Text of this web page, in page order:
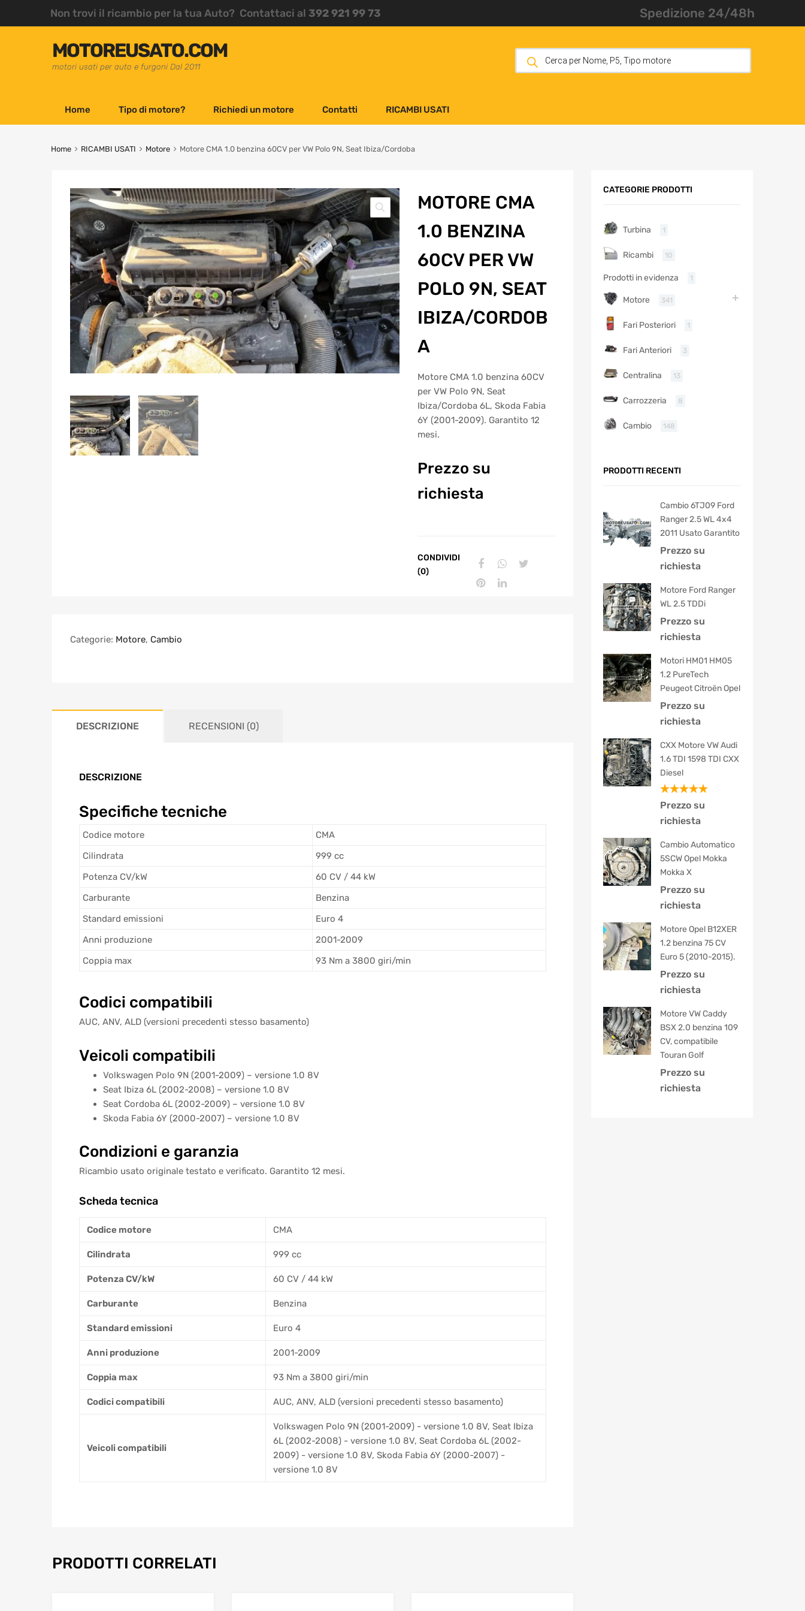
Non trovi il ricambio per la tua Auto? Contattaci al 392 921 99 73 Spedizione 24/48h
MOTOREUSATO.COM
motori usati per auto e furgoni Dal 2011
Home Tipo di motore? Richiedi un motore Contatti RICAMBI USATI
Home RICAMBI USATI Motore Motore CMA 1.0 benzina 60CV per VW Polo 9N, Seat Ibiza/Cordoba
MOTORE CMA
1.0 BENZINA
60CV PER VW
POLO 9N, SEAT
IBIZA/CORDOB
A
Motore CMA 1.0 benzina 60CV
per VW Polo 9N, Seat
Ibiza/Cordoba 6L, Skoda Fabia
6Y (2001-2009). Garantito 12
mesi.
Prezzo su
richiesta
CONDIVIDI
(0)
Categorie: Motore, Cambio
DESCRIZIONE RECENSIONI (0)
DESCRIZIONE
Specifiche tecniche
Codice motore
CMA
Cilindrata
999 cc
Potenza CV/kW
60 CV / 44 kW
Carburante
Benzina
Standard emissioni
Euro 4
Anni produzione
2001-2009
Coppia max
93 Nm a 3800 giri/min
Codici compatibili
AUC, ANV, ALD (versioni precedenti stesso basamento)
Veicoli compatibili
Volkswagen Polo 9N (2001-2009) – versione 1.0 8V
Seat Ibiza 6L (2002-2008) – versione 1.0 8V
Seat Cordoba 6L (2002-2009) – versione 1.0 8V
Skoda Fabia 6Y (2000-2007) – versione 1.0 8V
Condizioni e garanzia
Ricambio usato originale testato e verificato. Garantito 12 mesi.
Scheda tecnica
Codice motore CMA
Cilindrata 999 cc
Potenza CV/kW 60 CV / 44 kW
Carburante Benzina
Standard emissioni Euro 4
Anni produzione 2001-2009
Coppia max 93 Nm a 3800 giri/min
Codici compatibili AUC, ANV, ALD (versioni precedenti stesso basamento)
Veicoli compatibili
Volkswagen Polo 9N (2001-2009) - versione 1.0 8V, Seat Ibiza
6L (2002-2008) - versione 1.0 8V, Seat Cordoba 6L (2002-
2009) - versione 1.0 8V, Skoda Fabia 6Y (2000-2007) -
versione 1.0 8V
PRODOTTI CORRELATI
CATEGORIE PRODOTTI
Turbina 1
Ricambi 10
Prodotti in evidenza 1
Motore 341
Fari Posteriori 1
Fari Anteriori 3
Centralina 13
Carrozzeria 8
Cambio 148
PRODOTTI RECENTI
Cambio 6TJ09 Ford
Ranger 2.5 WL 4x4
2011 Usato Garantito
Prezzo su
richiesta
Motore Ford Ranger
WL 2.5 TDDi
Prezzo su
richiesta
Motori HM01 HM05
1.2 PureTech
Peugeot Citroën Opel
Prezzo su
richiesta
CXX Motore VW Audi
1.6 TDI 1598 TDI CXX
Diesel
Valutato
Prezzo su
richiesta
Cambio Automatico
5SCW Opel Mokka
Mokka X
Prezzo su
richiesta
Motore Opel B12XER
1.2 benzina 75 CV
Euro 5 (2010-2015).
Prezzo su
richiesta
Motore VW Caddy
BSX 2.0 benzina 109
CV, compatibile
Touran Golf
Prezzo su
richiesta